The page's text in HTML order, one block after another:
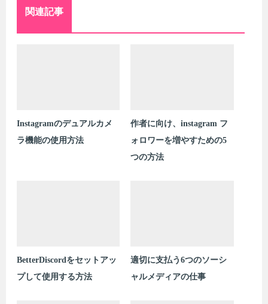
関連記事
Instagramのデュアルカメ
ラ機能の使用方法
作者に向け、instagram フ
ォロワーを増やすための5
つの方法
BetterDiscordをセットアッ
プして使用する方法
適切に支払う6つのソーシ
ャルメディアの仕事